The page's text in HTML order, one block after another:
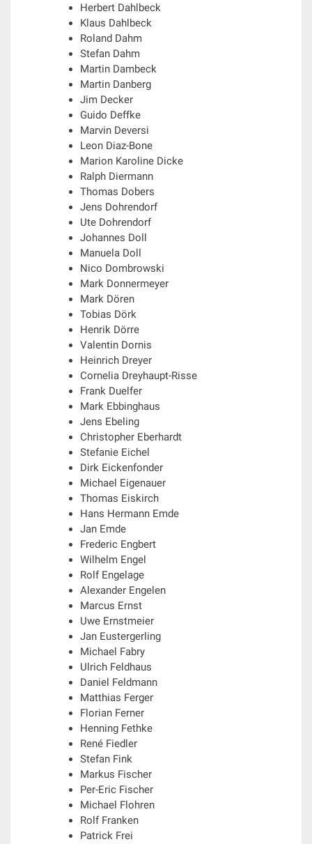
Herbert Dahlbeck
Klaus Dahlbeck
Roland Dahm
Stefan Dahm
Martin Dambeck
Martin Danberg
Jim Decker
Guido Deffke
Marvin Deversi
Leon Diaz-Bone
Marion Karoline Dicke
Ralph Diermann
Thomas Dobers
Jens Dohrendorf
Ute Dohrendorf
Johannes Doll
Manuela Doll
Nico Dombrowski
Mark Donnermeyer
Mark Dören
Tobias Dörk
Henrik Dörre
Valentin Dornis
Heinrich Dreyer
Cornelia Dreyhaupt-Risse
Frank Duelfer
Mark Ebbinghaus
Jens Ebeling
Christopher Eberhardt
Stefanie Eichel
Dirk Eickenfonder
Michael Eigenauer
Thomas Eiskirch
Hans Hermann Emde
Jan Emde
Frederic Engbert
Wilhelm Engel
Rolf Engelage
Alexander Engelen
Marcus Ernst
Uwe Ernstmeier
Jan Eustergerling
Michael Fabry
Ulrich Feldhaus
Daniel Feldmann
Matthias Ferger
Florian Ferner
Henning Fethke
René Fiedler
Stefan Fink
Markus Fischer
Per-Eric Fischer
Michael Flohren
Rolf Franken
Patrick Frei